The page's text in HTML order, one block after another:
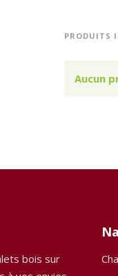
PRODUITS
Aucun
bois sur